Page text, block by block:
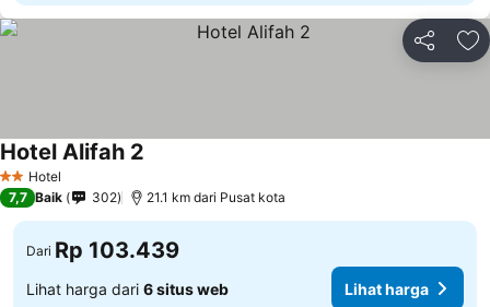
Bagikan
2 Bintang
Hotel
Hotel Alifah 2
7,7 Baik 302 21.1 km dari Pusat kota
Dari Rp 103.439
Lihat harga dari 6 situs web Lihat harga